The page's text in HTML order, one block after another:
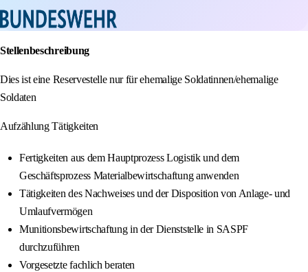
Stellenbeschreibung
Dies ist eine Reservestelle nur für ehemalige Soldatinnen/ehemalige
Soldaten
Aufzählung Tätigkeiten
Fertigkeiten aus dem Hauptprozess Logistik und dem
Geschäftsprozess Materialbewirtschaftung anwenden
Tätigkeiten des Nachweises und der Disposition von Anlage- und
Umlaufvermögen
Munitionsbewirtschaftung in der Dienststelle in SASPF
durchzuführen
Vorgesetzte fachlich beraten